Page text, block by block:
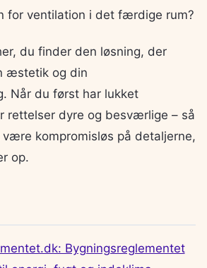
for ventilation i det færdige rum?
du finder den løsning, der
æstetik og din
Når du først har lukket
rettelser dyre og besværlige – så
kompromisløs på detaljerne,
op.
Bygningsreglementet